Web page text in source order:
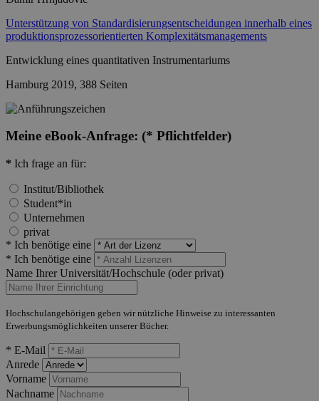
Unterstützung von Standardisierungsentscheidungen innerhalb eines
produktionsprozessorientierten Komplexitätsmanagements
Entwicklung eines quantitativen Instrumentariums
Hamburg 2019, 388 Seiten
Meine eBook-Anfrage: (* Pflichtfelder)
* Ich frage an für:
Institut/Bibliothek
Student*in
Unternehmen
privat
* Ich benötige eine
* Ich benötige eine
Name Ihrer Universität/Hochschule (oder privat)
Hochschulangehörigen geben wir nützliche Hinweise zu interessanten
Erwerbungsmöglichkeiten unserer Bücher.
* E-Mail
Anrede
Vorname
Nachname